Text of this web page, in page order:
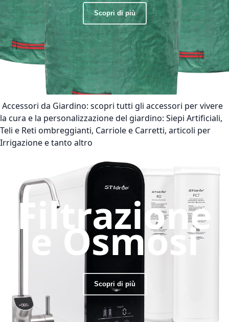
Scopri di più
Accessori da Giardino: scopri tutti gli accessori per vivere
la cura e la personalizzazione del giardino: Siepi Artificiali,
Teli e Reti ombreggianti, Carriole e Carretti, articoli per
Irrigazione e tanto altro
Filtrazione
e Osmosi
Scopri di più